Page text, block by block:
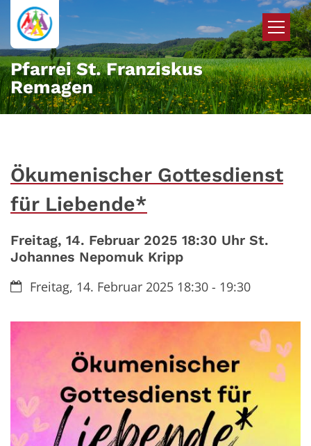
Zum Inhalt springen
Pfarrei St. Franziskus
Remagen
Ökumenischer Gottesdienst
für Liebende*
Freitag, 14. Februar 2025 18:30 Uhr St.
Johannes Nepomuk Kripp
Datum:Freitag, 14. Februar 2025 18:30 - 19:30